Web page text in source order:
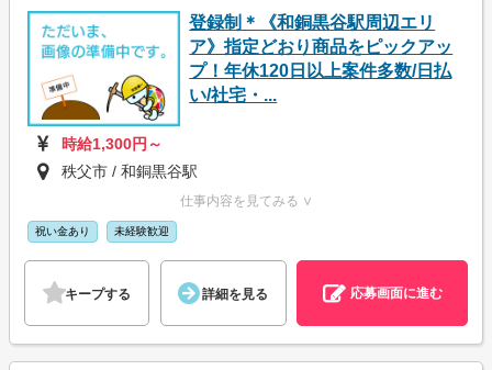
登録制＊《和銅黒谷駅周辺エリ
ア》指定どおり商品をピックアッ
プ！年休120日以上案件多数/日払
い/社宅・...
時給1,300円～
秩父市 / 和銅黒谷駅
仕事内容を見てみる ∨
祝い金あり 未経験歓迎
キープする 詳細を見る 応募画面に進む